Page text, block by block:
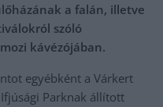
a falán, illetve
szóló
kávézójában.
egyébként a Várkert
Parknak állított